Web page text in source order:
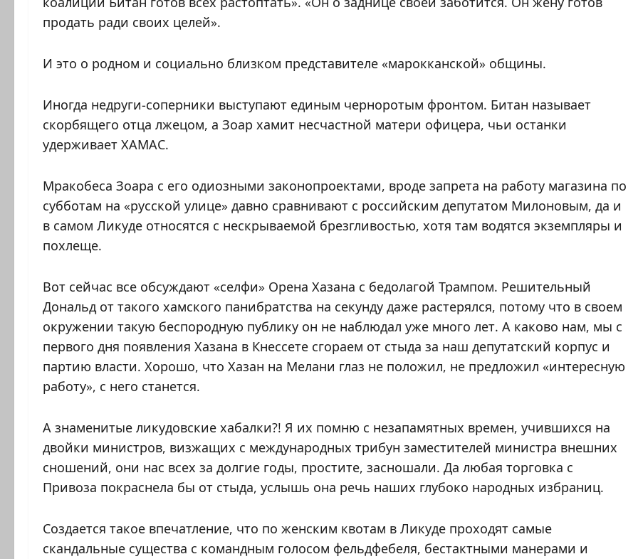
продать ради своих целей».
И это о родном и социально близком представителе «марокканской» общины.
Иногда недруги-соперники выступают единым черноротым фронтом. Битан называет
скорбящего отца лжецом, а Зоар хамит несчастной матери офицера, чьи останки
удерживает ХАМАС.
Мракобеса Зоара с его одиозными законопроектами, вроде запрета на работу магазина по
субботам на «русской улице» давно сравнивают с российским депутатом Милоновым, да и
в самом Ликуде относятся с нескрываемой брезгливостью, хотя там водятся экземпляры и
похлеще.
Вот сейчас все обсуждают «селфи» Орена Хазана с бедолагой Трампом. Решительный
Дональд от такого хамского панибратства на секунду даже растерялся, потому что в своем
окружении такую беспородную публику он не наблюдал уже много лет. А каково нам, мы с
первого дня появления Хазана в Кнессете сгораем от стыда за наш депутатский корпус и
партию власти. Хорошо, что Хазан на Мелани глаз не положил, не предложил «интересную
работу», с него станется.
А знаменитые ликудовские хабалки?! Я их помню с незапамятных времен, учившихся на
двойки министров, визжащих с международных трибун заместителей министра внешних
сношений, они нас всех за долгие годы, простите, засношали. Да любая торговка с
Привоза покраснела бы от стыда, услышь она речь наших глубоко народных избраниц.
Создается такое впечатление, что по женским квотам в Ликуде проходят самые
скандальные существа с командным голосом фельдфебеля, бестактными манерами и